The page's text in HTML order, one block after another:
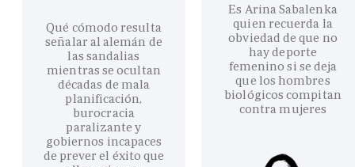
Qué cómodo resulta
señalar al alemán de
las sandalias
mientras se ocultan
décadas de mala
planificación,
burocracia
paralizante y
gobiernos incapaces
de prever el éxito que
Es Arina Sabalenka
quien recuerda la
obviedad de que no
hay deporte
femenino si se deja
que los hombres
biológicos compitan
contra mujeres